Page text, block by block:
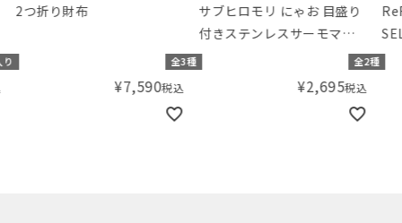
2つ折り財布
全3種
¥7,590税込
サブヒロモリ にゃお 目盛り
付きステンレスサーモマグ
カップ
全2種
¥2,695税込